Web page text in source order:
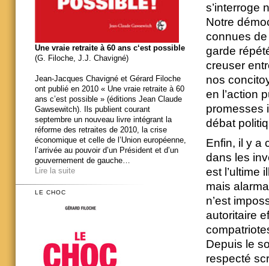
s’interroge
Notre
connues de
garde
creuser
nos
en l’action
promesses
débat
Enfin, il y a
dans les
est l’ultime
mais
n’est
autoritaire
Depuis le
respecté
Une vraie retraite à 60 ans c‘est possible
(G. Filoche, J.J. Chavigné)
Jean-Jacques Chavigné et Gérard Filoche
ont publié en 2010 « Une vraie retraite à 60
ans c’est possible » (éditions Jean Claude
Gawsewitch). Ils publient courant
septembre un nouveau livre intégrant la
réforme des retraites de 2010, la crise
économique et celle de l’Union européenne,
l’arrivée au pouvoir d’un Président et d’un
gouvernement de gauche…
Lire la suite
LE CHOC